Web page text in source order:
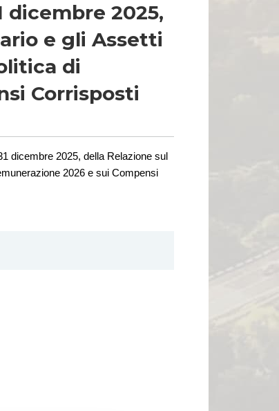
dicembre 2025,
e gli Assetti
di
Corrisposti
dicembre 2025, della Relazione sul
2026 e sui Compensi